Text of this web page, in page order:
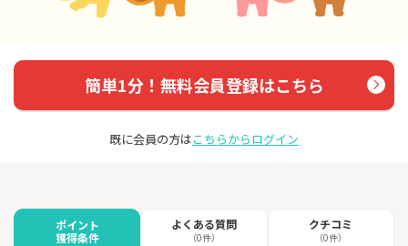
簡単1分！無料会員登録はこちら
既に会員の方はこちらからログイン
ポイント
獲得条件
よくある質問
（0件）
クチコミ
（0件）